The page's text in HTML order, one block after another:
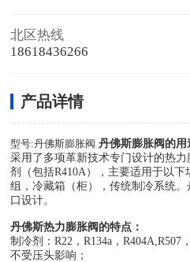
北区热线
18618436266
产品详情
型号:丹佛斯膨胀阀 丹佛斯膨胀阀的用
采用了多项革新技术专门设计的热
剂（包括R410A），主要适用于以
组，冷藏箱（柜），传统制冷系统
口设计。
丹佛斯热力膨胀阀的特点：
制冷剂：R22，R134a，R404A,R507
不受压头影响；